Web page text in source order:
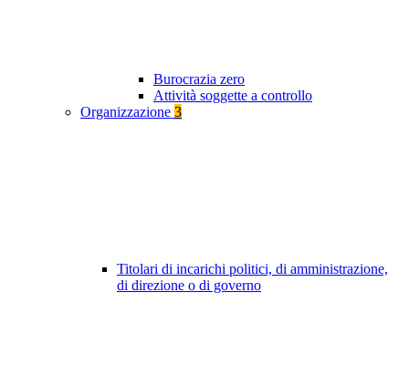
Burocrazia zero
Attività soggette a controllo
Organizzazione 3
Titolari di incarichi politici, di amministrazione,
di direzione o di governo